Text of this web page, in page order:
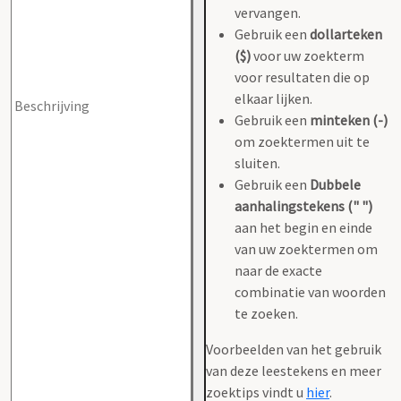
vervangen.
Gebruik een dollarteken
($)voor uw zoekterm
voor resultaten die op
elkaar lijken.
Gebruik een minteken (-)
om zoektermen uit te
sluiten.
Gebruik een Dubbele
aanhalingstekens (" ")
aan het begin en einde
van uw zoektermen om
naar de exacte
combinatie van woorden
te zoeken.
Voorbeelden van het gebruik
van deze leestekens en meer
zoektips vindt u hier.